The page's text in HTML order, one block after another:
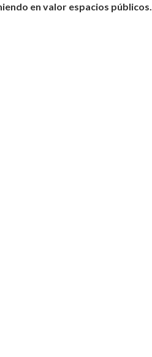
en valor espacios públicos.